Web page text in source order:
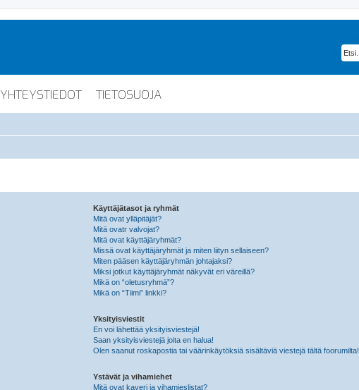
YHTEYSTIEDOT TIETOSUOJA
Käyttäjätasot ja ryhmät
Mitä ovat ylläpitäjät?
Mitä ovatr valvojat?
Mitä ovat käyttäjäryhmät?
Missä ovat käyttäjäryhmät ja miten liityn sellaiseen?
Miten pääsen käyttäjäryhmän johtajaksi?
Miksi jotkut käyttäjäryhmät näkyvät eri väreillä?
Mikä on “oletusryhmä”?
Mikä on “Tiimi” linkki?
Yksityisviestit
En voi lähettää yksityisviestejä!
Saan yksityisviestejä joita en halua!
Olen saanut roskapostia tai väärinkäytöksiä sisältäviä viestejä tältä foorumilta!
Ystävät ja vihamiehet
Mitä ovat kaveri ja vihamieslistat?